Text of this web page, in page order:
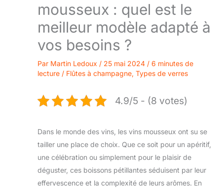
mousseux : quel est le
meilleur modèle adapté à
vos besoins ?
Par Martin Ledoux / 25 mai 2024 / 6 minutes de
lecture / Flûtes à champagne, Types de verres
4.9/5 - (8 votes)
Dans le monde des vins, les vins mousseux ont su se
tailler une place de choix. Que ce soit pour un apéritif,
une célébration ou simplement pour le plaisir de
déguster, ces boissons pétillantes séduisent par leur
effervescence et la complexité de leurs arômes. En